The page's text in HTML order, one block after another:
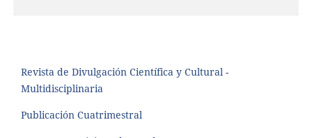
Revista de Divulgación Científica y Cultural -
Multidisciplinaria
Publicación Cuatrimestral